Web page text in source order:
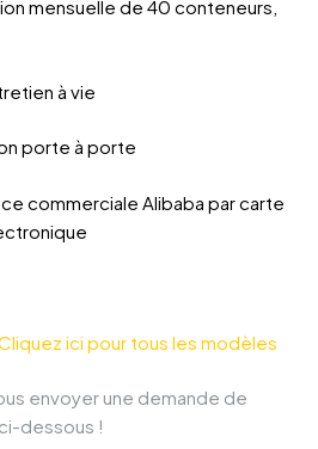
mensuelle de 40 conteneurs,
à vie
porte à porte
commerciale Alibaba par carte
ici pour tous les modèles
envoyer une demande de
dessous !